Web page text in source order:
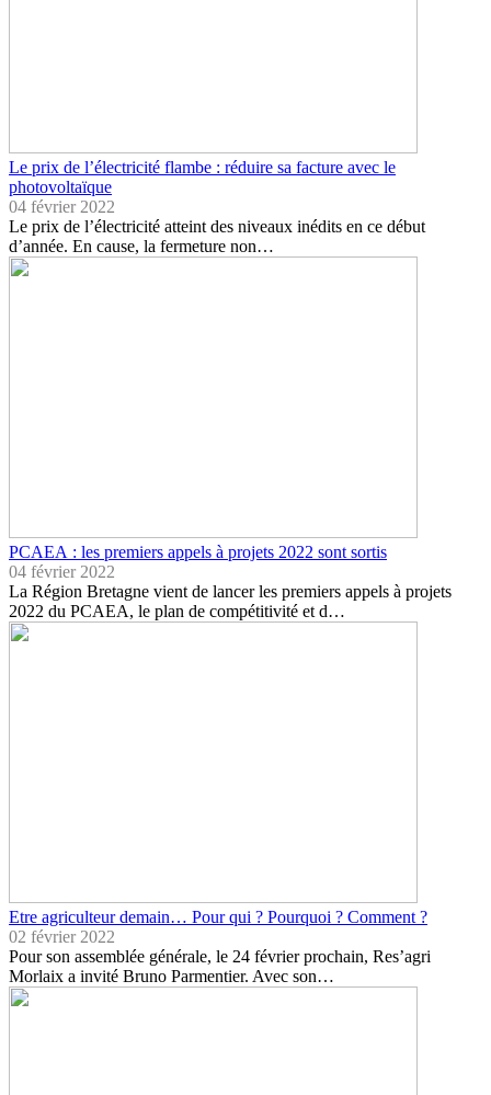
Le prix de l’électricité flambe : réduire sa facture avec le
photovoltaïque
04 février 2022
Le prix de l’électricité atteint des niveaux inédits en ce début
d’année. En cause, la fermeture non…
PCAEA : les premiers appels à projets 2022 sont sortis
04 février 2022
La Région Bretagne vient de lancer les premiers appels à projets
2022 du PCAEA, le plan de compétitivité et d…
Etre agriculteur demain… Pour qui ? Pourquoi ? Comment ?
02 février 2022
Pour son assemblée générale, le 24 février prochain, Res’agri
Morlaix a invité Bruno Parmentier. Avec son…